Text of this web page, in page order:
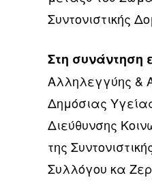
Συντονιστικής
Στη συνάντηση
Αλληλεγγύης &
Δημόσιας
Διεύθυνσης
της
Συλλόγου κα